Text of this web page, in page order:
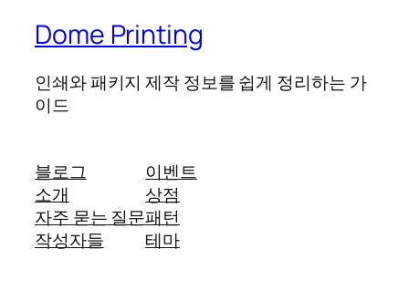
Dome Printing
인쇄와 패키지 제작 정보를 쉽게 정리하는 가
이드
블로그
소개
자주 묻는 질문
작성자들
이벤트
상점
패턴
테마